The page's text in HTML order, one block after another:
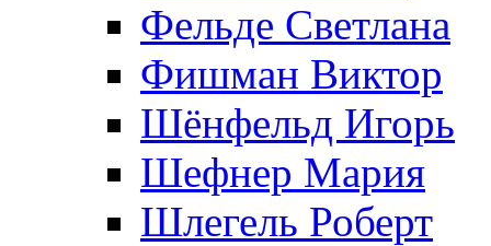
Фельде Светлана
Фишман Виктор
Шёнфельд Игорь
Шефнер Мария
Шлегель Роберт